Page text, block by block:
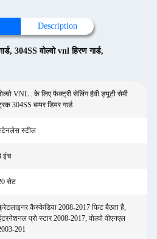
Description
, 304SS वोल्वो vnl हिरण गार्ड,
VNL . के लिए फैक्ट्री सेलिंग हैवी ड्यूटी सेमी
304SS बम्पर डियर गार्ड
स्टील
इंच
सेट
कैस्केडिया 2008-2017 फिट बैठता है,
प्रो स्टार 2008-2017, वोल्वो वीएनएल
201